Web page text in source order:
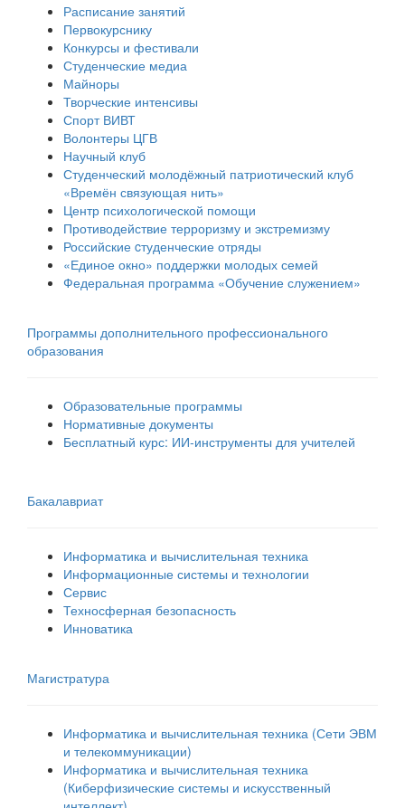
Расписание занятий
Первокурснику
Конкурсы и фестивали
Студенческие медиа
Майноры
Творческие интенсивы
Спорт ВИВТ
Волонтеры ЦГВ
Научный клуб
Студенческий молодёжный патриотический клуб
«Времён связующая нить»
Центр психологической помощи
Противодействие терроризму и экстремизму
Российские cтуденческие отряды
«Единое окно» поддержки молодых семей
Федеральная программа «Обучение служением»
Программы дополнительного профессионального
образования
Образовательные программы
Нормативные документы
Бесплатный курс: ИИ‑инструменты для учителей
Бакалавриат
Информатика и вычислительная техника
Информационные системы и технологии
Сервис
Техносферная безопасность
Инноватика
Магистратура
Информатика и вычислительная техника (Сети ЭВМ
и телекоммуникации)
Информатика и вычислительная техника
(Киберфизические системы и искусственный